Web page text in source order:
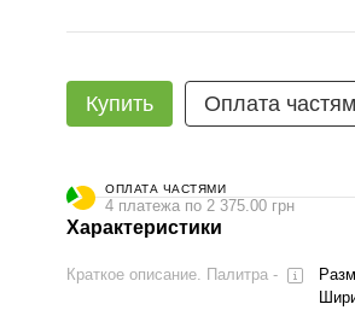
Купить Оплата
ОПЛАТА ЧАСТЯМИ
4 платежа по 2 375.00 грн
Характеристики
Краткое описание. Палитра -